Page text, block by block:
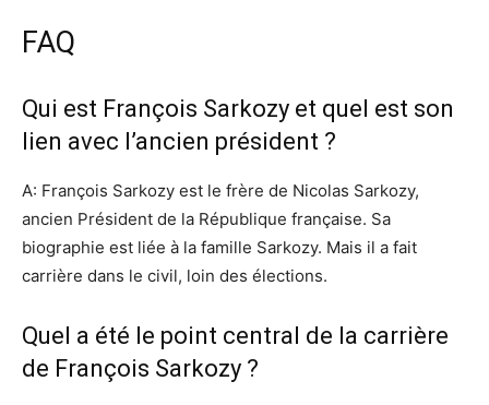
FAQ
Qui est François Sarkozy et quel est son
lien avec l’ancien président ?
A: François Sarkozy est le frère de Nicolas Sarkozy,
ancien Président de la République française. Sa
biographie est liée à la famille Sarkozy. Mais il a fait
carrière dans le civil, loin des élections.
Quel a été le point central de la carrière
de François Sarkozy ?